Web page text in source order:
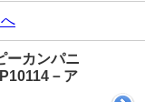
ーカンパニ
－ア